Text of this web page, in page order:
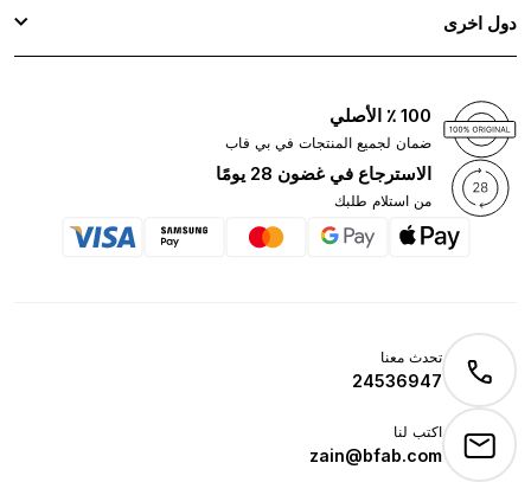
دول اخرى
100 ٪ الأصلي
ضمان لجميع المنتجات في بي فاب
الاسترجاع في غضون 28 يومًا
من استلام طلبك
تحدث معنا
24536947
اكتب لنا
zain@bfab.com